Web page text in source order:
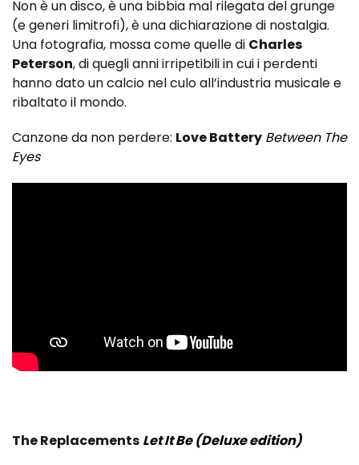
Non è un disco, è una bibbia mal rilegata del grunge
(e generi limitrofi), è una dichiarazione di nostalgia.
Una fotografia, mossa come quelle di Charles
Peterson, di quegli anni irripetibili in cui i perdenti
hanno dato un calcio nel culo all’industria musicale e
ribaltato il mondo.
Canzone da non perdere: Love Battery Between The
Eyes
The Replacements Let It Be (Deluxe edition)